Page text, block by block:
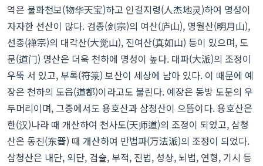
역은 물화천보(物华天宝)하고 인걸지령(人杰地灵)하여 명성이
자자한 선산이 많다. 검종(剑宗)의 여산(庐山), 명월산(明月山),
선종(禅宗)의 대각산(大觉山), 진여산(真如山) 등이 있으며, 도
문(道门) 명산은 더욱 천하에 명성이 높다. 대파(大派)의 조정이
우뚝 서 있고, 부록(符箓) 보산이 세상에 남아 있다. 이 때문에 예
장은 천하의 도읍(道都)이라고도 불린다. 예장은 동방 도문의 우
두머리이며, 그중에서도 용호산과 삼청산이 으뜸이다. 용호산은
한(汉)나라 때 개산하여 천사도(天师道)의 조정이 되었고, 삼청
산은 동진(东晋) 때 개산하여 만법파(万法派)의 조정이 되었다.
삼청산은 내단, 외단, 검술, 부적, 진법, 성상, 뇌법, 연형, 기시 등